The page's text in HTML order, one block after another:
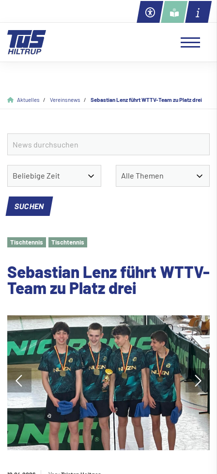
Aktuelles Vereinsnews Sebastian Lenz führt WTTV-Team zu Platz drei
Tischtennis Tischtennis
Sebastian Lenz führt WTTV-
Team zu Platz drei